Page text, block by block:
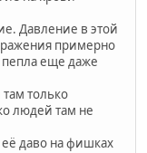
Давление в этой
примерно
пепла еще даже
только
людей там не
даво на фишках